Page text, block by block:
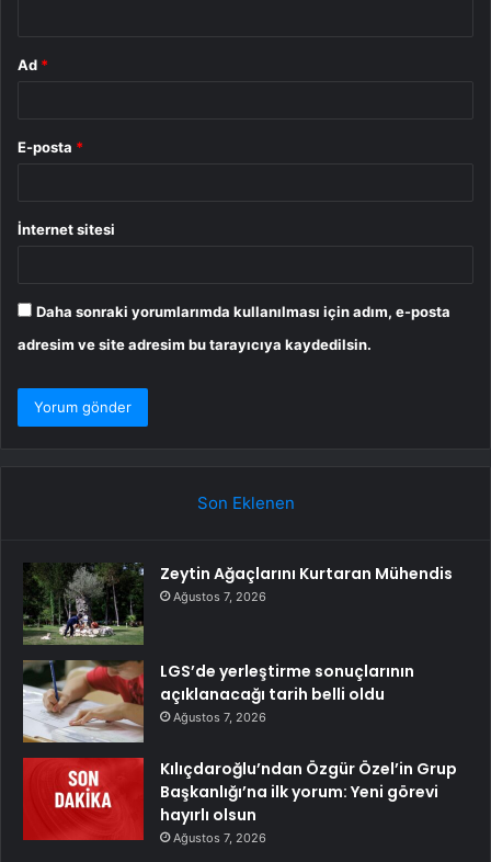
Ad *
E-posta *
İnternet sitesi
Daha sonraki yorumlarımda kullanılması için adım, e-posta
adresim ve site adresim bu tarayıcıya kaydedilsin.
Son Eklenen
Zeytin Ağaçlarını Kurtaran Mühendis
Ağustos 7, 2026
LGS’de yerleştirme sonuçlarının
açıklanacağı tarih belli oldu
Ağustos 7, 2026
Kılıçdaroğlu’ndan Özgür Özel’in Grup
Başkanlığı’na ilk yorum: Yeni görevi
hayırlı olsun
Ağustos 7, 2026